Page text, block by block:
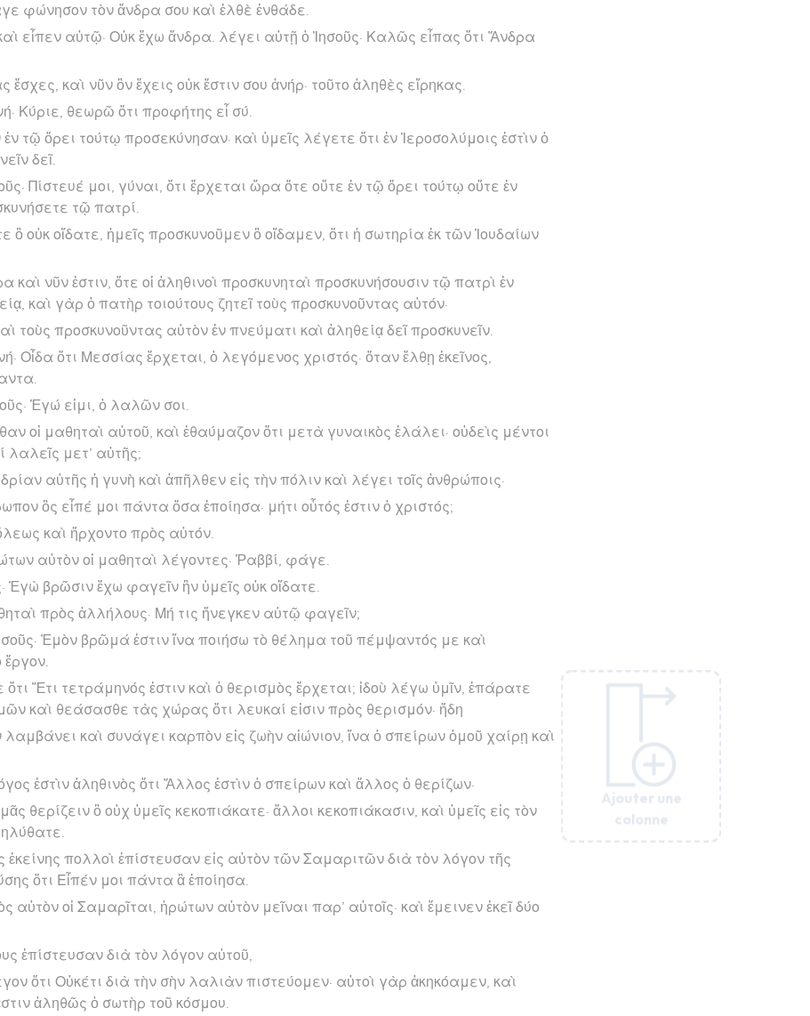
Ajouter une
colonne
φώνησον τὸν ἄνδρα σου καὶ ἐλθὲ ἐνθάδε.
εἶπεν αὐτῷ· Οὐκ ἔχω ἄνδρα. λέγει αὐτῇ ὁ Ἰησοῦς· Καλῶς εἶπας ὅτι Ἄνδρα
καὶ νῦν ὃν ἔχεις οὐκ ἔστιν σου ἀνήρ· τοῦτο ἀληθὲς εἴρηκας.
Κύριε, θεωρῶ ὅτι προφήτης εἶ σύ.
τῷ ὄρει τούτῳ προσεκύνησαν· καὶ ὑμεῖς λέγετε ὅτι ἐν Ἱεροσολύμοις ἐστὶν ὁ
δεῖ.
Πίστευέ μοι, γύναι, ὅτι ἔρχεται ὥρα ὅτε οὔτε ἐν τῷ ὄρει τούτῳ οὔτε ἐν
τῷ πατρί.
ὃ οὐκ οἴδατε, ἡμεῖς προσκυνοῦμεν ὃ οἴδαμεν, ὅτι ἡ σωτηρία ἐκ τῶν Ἰουδαίων
καὶ νῦν ἐστιν, ὅτε οἱ ἀληθινοὶ προσκυνηταὶ προσκυνήσουσιν τῷ πατρὶ ἐν
καὶ γὰρ ὁ πατὴρ τοιούτους ζητεῖ τοὺς προσκυνοῦντας αὐτόν·
τοὺς προσκυνοῦντας αὐτὸν ἐν πνεύματι καὶ ἀληθείᾳ δεῖ προσκυνεῖν.
Οἶδα ὅτι Μεσσίας ἔρχεται, ὁ λεγόμενος χριστός· ὅταν ἔλθῃ ἐκεῖνος,
Ἐγώ εἰμι, ὁ λαλῶν σοι.
οἱ μαθηταὶ αὐτοῦ, καὶ ἐθαύμαζον ὅτι μετὰ γυναικὸς ἐλάλει· οὐδεὶς μέντοι
λαλεῖς μετ’ αὐτῆς;
αὐτῆς ἡ γυνὴ καὶ ἀπῆλθεν εἰς τὴν πόλιν καὶ λέγει τοῖς ἀνθρώποις·
ὃς εἶπέ μοι πάντα ὅσα ἐποίησα· μήτι οὗτός ἐστιν ὁ χριστός;
καὶ ἤρχοντο πρὸς αὐτόν.
αὐτὸν οἱ μαθηταὶ λέγοντες· Ῥαββί, φάγε.
Ἐγὼ βρῶσιν ἔχω φαγεῖν ἣν ὑμεῖς οὐκ οἴδατε.
πρὸς ἀλλήλους· Μή τις ἤνεγκεν αὐτῷ φαγεῖν;
Ἐμὸν βρῶμά ἐστιν ἵνα ποιήσω τὸ θέλημα τοῦ πέμψαντός με καὶ
ὅτι Ἔτι τετράμηνός ἐστιν καὶ ὁ θερισμὸς ἔρχεται; ἰδοὺ λέγω ὑμῖν, ἐπάρατε
καὶ θεάσασθε τὰς χώρας ὅτι λευκαί εἰσιν πρὸς θερισμόν· ἤδη
λαμβάνει καὶ συνάγει καρπὸν εἰς ζωὴν αἰώνιον, ἵνα ὁ σπείρων ὁμοῦ χαίρῃ καὶ
ἐστὶν ἀληθινὸς ὅτι Ἄλλος ἐστὶν ὁ σπείρων καὶ ἄλλος ὁ θερίζων·
θερίζειν ὃ οὐχ ὑμεῖς κεκοπιάκατε· ἄλλοι κεκοπιάκασιν, καὶ ὑμεῖς εἰς τὸν
πολλοὶ ἐπίστευσαν εἰς αὐτὸν τῶν Σαμαριτῶν διὰ τὸν λόγον τῆς
ὅτι Εἶπέν μοι πάντα ἃ ἐποίησα.
αὐτὸν οἱ Σαμαρῖται, ἠρώτων αὐτὸν μεῖναι παρ’ αὐτοῖς· καὶ ἔμεινεν ἐκεῖ δύο
ἐπίστευσαν διὰ τὸν λόγον αὐτοῦ,
ὅτι Οὐκέτι διὰ τὴν σὴν λαλιὰν πιστεύομεν· αὐτοὶ γὰρ ἀκηκόαμεν, καὶ
ἀληθῶς ὁ σωτὴρ τοῦ κόσμου.
Ajouter une
colonne
Ajouter une
colonne
Ajouter une
colonne
Ajouter une
colonne